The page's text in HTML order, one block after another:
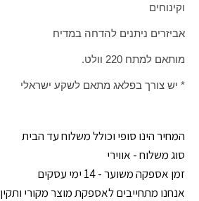
וקינוחים
אביזרים ניתנים להדחה במדיח
מותאם למתח 220 וולט.
* יש צורך בפלאג מתאם לשקע ישראלי
המחיר הינו סופי וכולל משלוח עד הבית
סוג משלוח - אווירי
זמן אספקה משוער - 14 ימי עסקים
אנחנו מתחייבים לאספקת מוצר מקורי ותקין